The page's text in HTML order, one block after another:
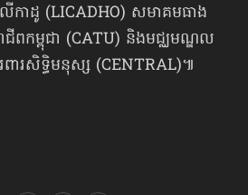
ាដូ (LICADHO) សមាគមធាង
ពកម្ពុជា (CATU) និង​មជ្ឈមណ្ឌល​​
រពារសិទ្ធិមនុស្ស (CENTRAL)៕